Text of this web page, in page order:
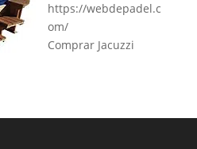
https://webdepadel.c
om/
Comprar Jacuzzi